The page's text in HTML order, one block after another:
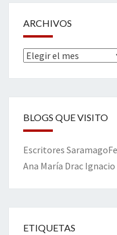
ARCHIVOS
Archivos
BLOGS QUE VISITO
Escritores Saramago
Ana María Drac
ETIQUETAS